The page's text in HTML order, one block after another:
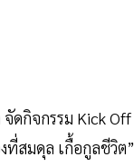
ดกิจกรรม Kick Off
ที่สมดุล เกื้อกูลชีวิต”